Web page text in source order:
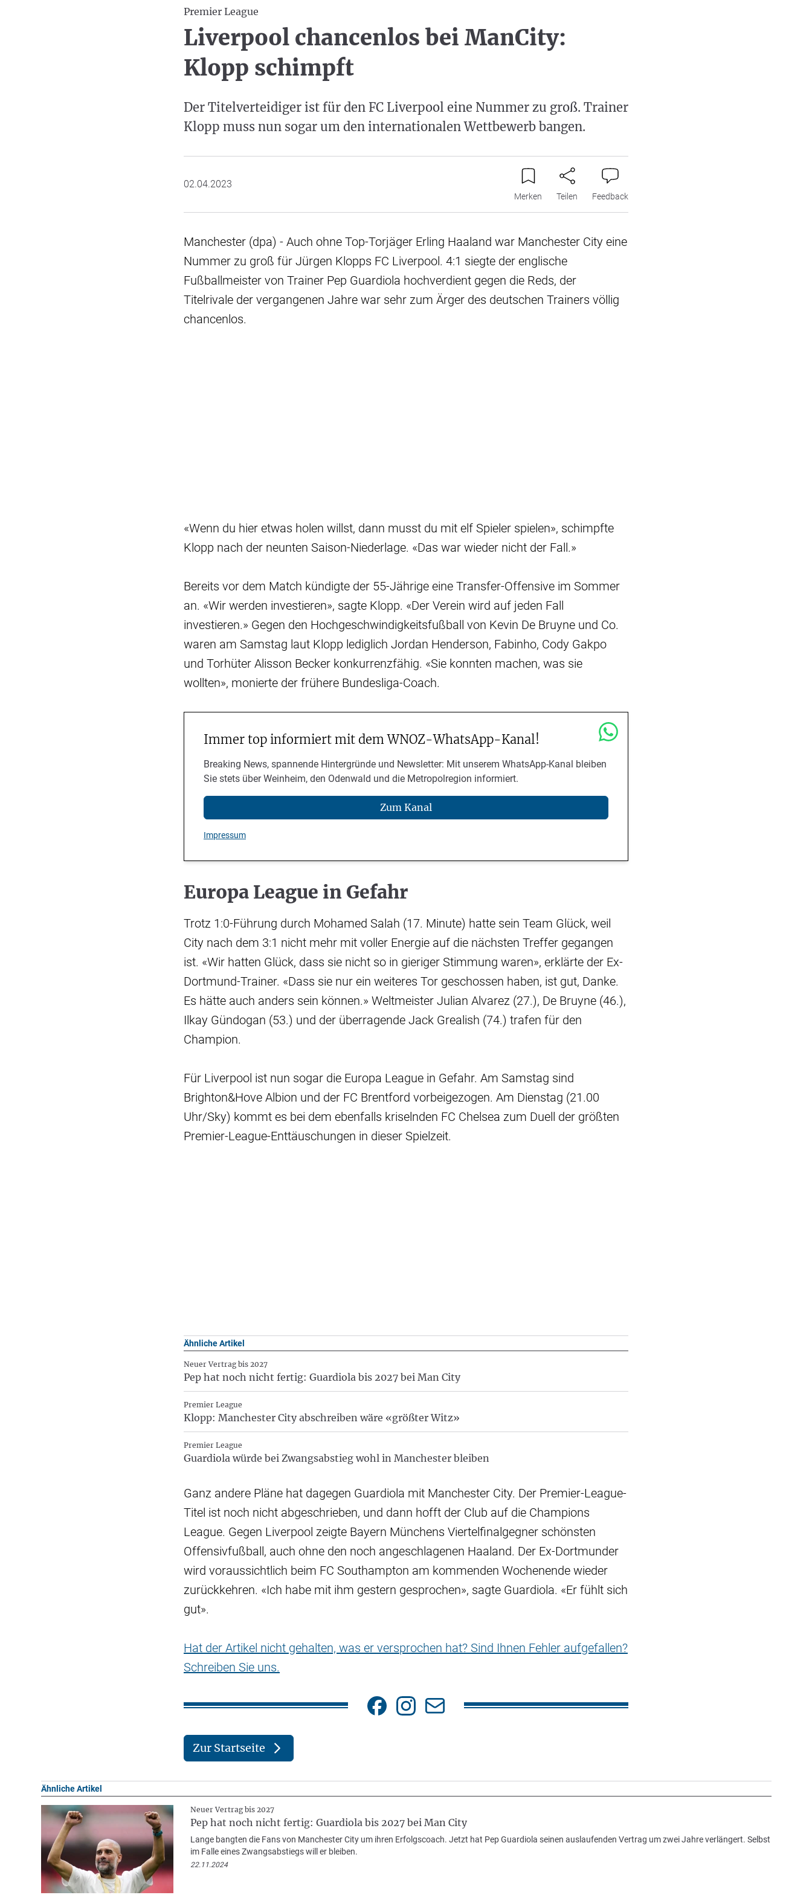
Premier League
Liverpool chancenlos bei ManCity:
Klopp schimpft
Der Titelverteidiger ist für den FC Liverpool eine Nummer zu groß. Trainer
Klopp muss nun sogar um den internationalen Wettbewerb bangen.
02.04.2023
Merken Teilen Feedback
Manchester (dpa) - Auch ohne Top-Torjäger Erling Haaland war Manchester City eine
Nummer zu groß für Jürgen Klopps FC Liverpool. 4:1 siegte der englische
Fußballmeister von Trainer Pep Guardiola hochverdient gegen die Reds, der
Titelrivale der vergangenen Jahre war sehr zum Ärger des deutschen Trainers völlig
chancenlos.
«Wenn du hier etwas holen willst, dann musst du mit elf Spieler spielen», schimpfte
Klopp nach der neunten Saison-Niederlage. «Das war wieder nicht der Fall.»
Bereits vor dem Match kündigte der 55-Jährige eine Transfer-Offensive im Sommer
an. «Wir werden investieren», sagte Klopp. «Der Verein wird auf jeden Fall
investieren.» Gegen den Hochgeschwindigkeitsfußball von Kevin De Bruyne und Co.
waren am Samstag laut Klopp lediglich Jordan Henderson, Fabinho, Cody Gakpo
und Torhüter Alisson Becker konkurrenzfähig. «Sie konnten machen, was sie
wollten», monierte der frühere Bundesliga-Coach.
Immer top informiert mit dem WNOZ-WhatsApp-Kanal!
Breaking News, spannende Hintergründe und Newsletter: Mit unserem WhatsApp-Kanal bleiben
Sie stets über Weinheim, den Odenwald und die Metropolregion informiert.
Zum Kanal
Impressum
Europa League in Gefahr
Trotz 1:0-Führung durch Mohamed Salah (17. Minute) hatte sein Team Glück, weil
City nach dem 3:1 nicht mehr mit voller Energie auf die nächsten Treffer gegangen
ist. «Wir hatten Glück, dass sie nicht so in gieriger Stimmung waren», erklärte der Ex-
Dortmund-Trainer. «Dass sie nur ein weiteres Tor geschossen haben, ist gut, Danke.
Es hätte auch anders sein können.» Weltmeister Julian Alvarez (27.), De Bruyne (46.),
Ilkay Gündogan (53.) und der überragende Jack Grealish (74.) trafen für den
Champion.
Für Liverpool ist nun sogar die Europa League in Gefahr. Am Samstag sind
Brighton&Hove Albion und der FC Brentford vorbeigezogen. Am Dienstag (21.00
Uhr/Sky) kommt es bei dem ebenfalls kriselnden FC Chelsea zum Duell der größten
Premier-League-Enttäuschungen in dieser Spielzeit.
Ähnliche Artikel
Neuer Vertrag bis 2027
Pep hat noch nicht fertig: Guardiola bis 2027 bei Man City
Premier League
Klopp: Manchester City abschreiben wäre «größter Witz»
Premier League
Guardiola würde bei Zwangsabstieg wohl in Manchester bleiben
Ganz andere Pläne hat dagegen Guardiola mit Manchester City. Der Premier-League-
Titel ist noch nicht abgeschrieben, und dann hofft der Club auf die Champions
League. Gegen Liverpool zeigte Bayern Münchens Viertelfinalgegner schönsten
Offensivfußball, auch ohne den noch angeschlagenen Haaland. Der Ex-Dortmunder
wird voraussichtlich beim FC Southampton am kommenden Wochenende wieder
zurückkehren. «Ich habe mit ihm gestern gesprochen», sagte Guardiola. «Er fühlt sich
gut».
Hat der Artikel nicht gehalten, was er versprochen hat? Sind Ihnen Fehler aufgefallen?
Schreiben Sie uns.
Zur Startseite
Ähnliche Artikel
Neuer Vertrag bis 2027
Pep hat noch nicht fertig: Guardiola bis 2027 bei Man City
Lange bangten die Fans von Manchester City um ihren Erfolgscoach. Jetzt hat Pep Guardiola seinen auslaufenden Vertrag um zwei Jahre verlängert. Selbst
im Falle eines Zwangsabstiegs will er bleiben.
22.11.2024